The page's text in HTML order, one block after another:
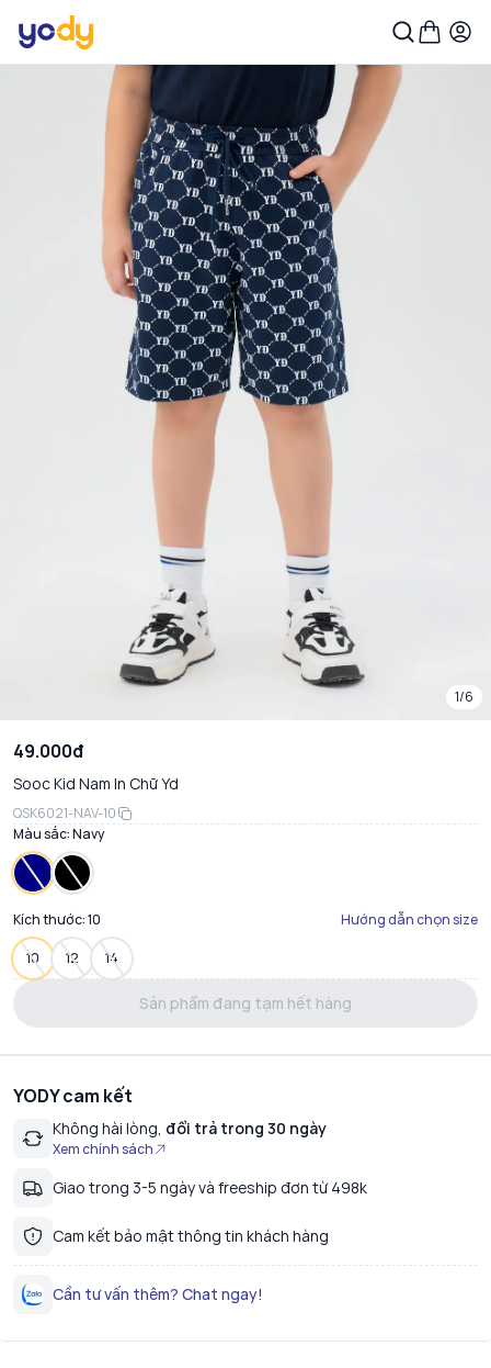
1/6
49.000đ
Sooc Kid Nam In Chữ Yd
QSK6021-NAV-10
Màu sắc:Navy
Kích thước:10 Hướng dẫn chọn size
10 12 14
Sản phẩm đang tạm hết hàng
YODY cam kết
Không hài lòng, đổi trả trong 30 ngày
Xem chính sách
Giao trong 3-5 ngày và freeship đơn từ 498k
Cam kết bảo mật thông tin khách hàng
Cần tư vấn thêm? Chat ngay!